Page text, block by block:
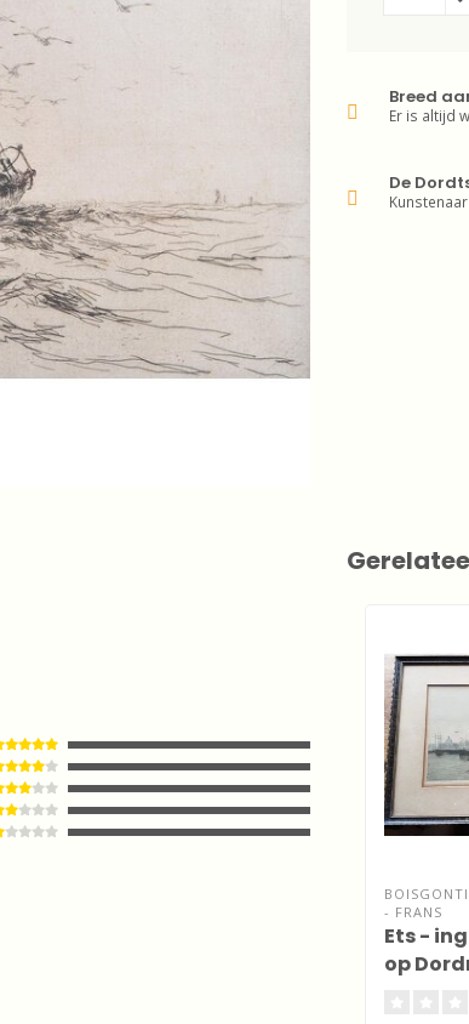
Breed
Er is altijd
De
- FRANS
Ets -
op